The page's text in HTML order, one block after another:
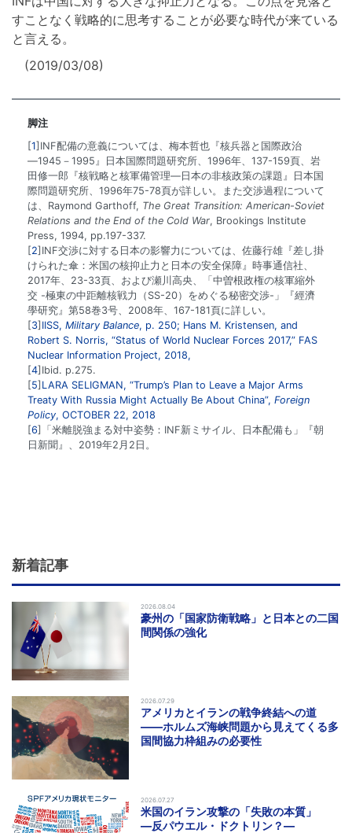
すことなく戦略的に思考することが必要な時代が来ている
と言える。
(2019/03/08)
脚注
1 INF配備の意義については、梅本哲也『核兵器と国際政治
―1945－1995』日本国際問題研究所、1996年、137-159頁、岩
田修一郎『核戦略と核軍備管理―日本の非核政策の課題』日本国
際問題研究所、1996年75-78頁が詳しい。また交渉過程について
は、Raymond Garthoff, The Great Transition: American-Soviet
Relations and the End of the Cold War, Brookings Institute
Press, 1994, pp.197-337.
2 INF交渉に対する日本の影響力については、佐藤行雄『差し掛
けられた傘：米国の核抑止力と日本の安全保障』時事通信社、
2017年、23-33頁、および瀬川高央、「中曽根政権の核軍縮外
交 -極東の中距離核戦力（SS-20）をめぐる秘密交渉-」『經濟
學研究』第58巻3号、2008年、167-181頁に詳しい。
3 IISS, Military Balance, p. 250; Hans M. Kristensen, and
Robert S. Norris, “Status of World Nuclear Forces 2017,” FAS
Nuclear Information Project, 2018,
4 Ibid. p.275.
5 LARA SELIGMAN, “Trump’s Plan to Leave a Major Arms
Treaty With Russia Might Actually Be About China”, Foreign
Policy, OCTOBER 22, 2018
6
「米離脱強まる対中姿勢：INF新ミサイル、日本配備も」『朝
日新聞』、2019年2月2日。
新着記事
2026.08.04
豪州の「国家防衛戦略」と日本との二国
間関係の強化
2026.07.29
アメリカとイランの戦争終結への道
――ホルムズ海峡問題から見えてくる多
国間協力枠組みの必要性
2026.07.27
米国のイラン攻撃の「失敗の本質」
―反パウエル・ドクトリン？―